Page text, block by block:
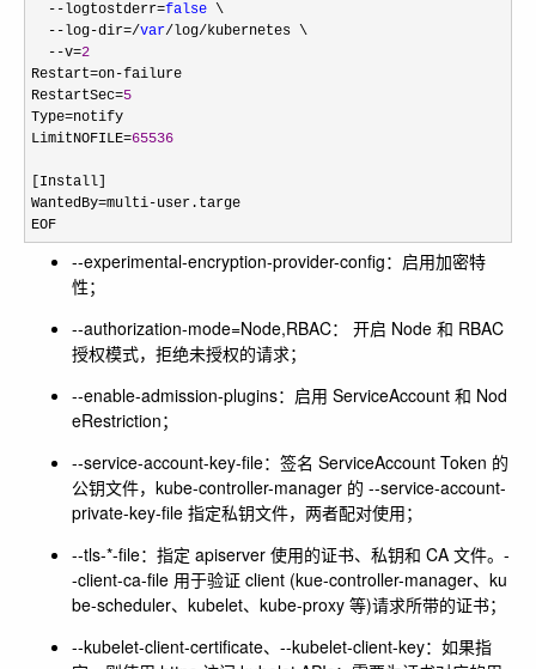
--logtostderr=false \
--log-dir=/var/log/kubernetes \
--v=2
Restart=on-failure
RestartSec=5
Type=notify
LimitNOFILE=65536
[Install]
WantedBy=multi-user.targe
EOF
--experimental-encryption-provider-config：启用加密特
性；
--authorization-mode=Node,RBAC： 开启 Node 和 RBAC
授权模式，拒绝未授权的请求；
--enable-admission-plugins：启用 ServiceAccount 和 Nod
eRestriction；
--service-account-key-file：签名 ServiceAccount Token 的
公钥文件，kube-controller-manager 的 --service-account-
private-key-file 指定私钥文件，两者配对使用；
--tls-*-file：指定 apiserver 使用的证书、私钥和 CA 文件。 -
-client-ca-file 用于验证 client (kue-controller-manager、ku
be-scheduler、kubelet、kube-proxy 等)请求所带的证书；
--kubelet-client-certificate、 --kubelet-client-key：如果指